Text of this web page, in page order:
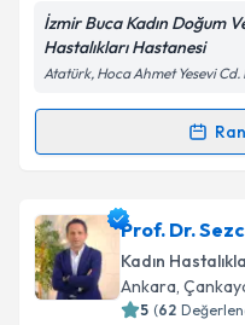
Kişisel
Metni'ni okudum
İzmir Buca Kadın Doğum
Hastalıkları Hastanesi
Atatürk, Hoca Ahmet Yesevi
Randevu
Doç. Dr. Alper Biler
oluşturun. Size bu
takvim
E-posta Adresiniz
Prof. Dr.
Kadın
Ankara,
5 (62